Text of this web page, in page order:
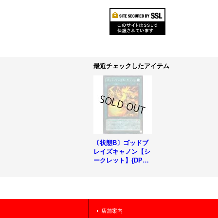
最近チェックしたアイテム
〔状態B〕ゴッドブ
レイズキャノン【シ
ークレット】{DP24-
店舗案内